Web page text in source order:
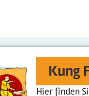
Kung
Hier finden